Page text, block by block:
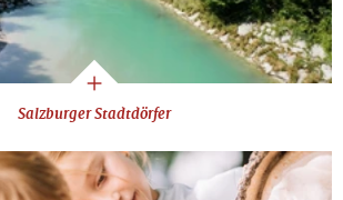
Salzburger Stadtdörfer